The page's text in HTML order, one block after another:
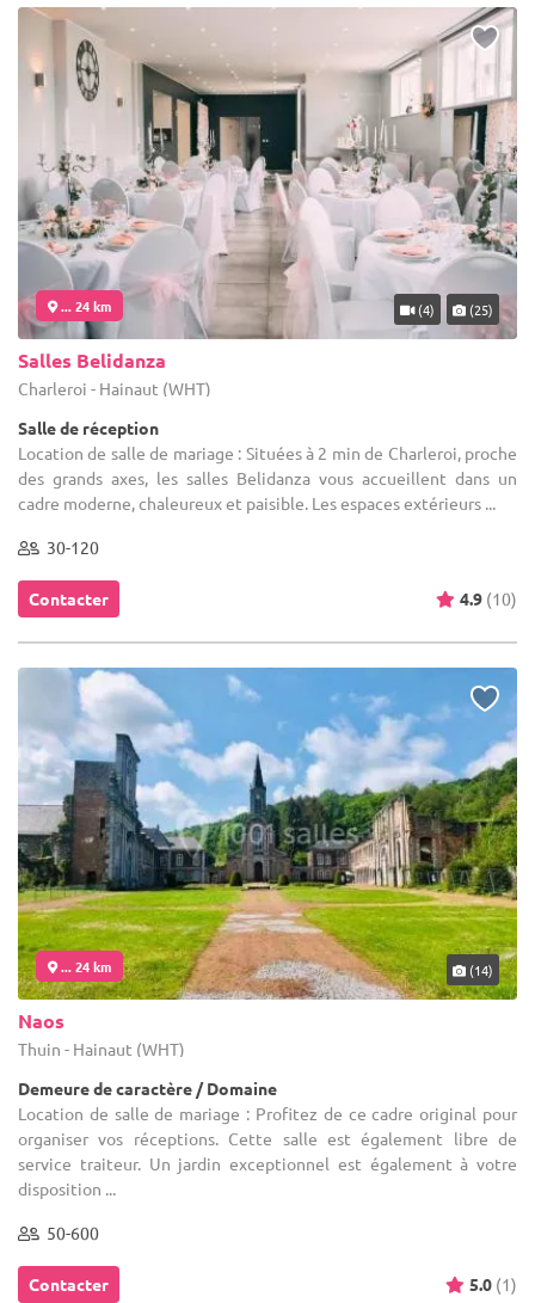
... 24 km (4) (25)
Salles Belidanza
Charleroi - Hainaut (WHT)
Salle de réception
Location de salle de mariage : Situées à 2 min de Charleroi, proche
des grands axes, les salles Belidanza vous accueillent dans un
cadre moderne, chaleureux et paisible. Les espaces extérieurs ...
30-120
Contacter 4.9 (10)
... 24 km (14)
Naos
Thuin - Hainaut (WHT)
Demeure de caractère / Domaine
Location de salle de mariage : Profitez de ce cadre original pour
organiser vos réceptions. Cette salle est également libre de
service traiteur. Un jardin exceptionnel est également à votre
disposition ...
50-600
Contacter 5.0 (1)